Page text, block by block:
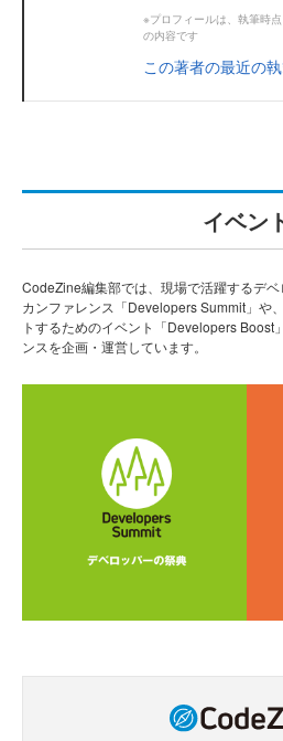
※プロフィールは、執筆時
の内容です
この著者の最近の
イベン
CodeZine編集部では、現場で活躍するデ
カンファレンス「Developers Summit」や
トするためのイベント「Developers Boost
ンスを企画・運営しています。